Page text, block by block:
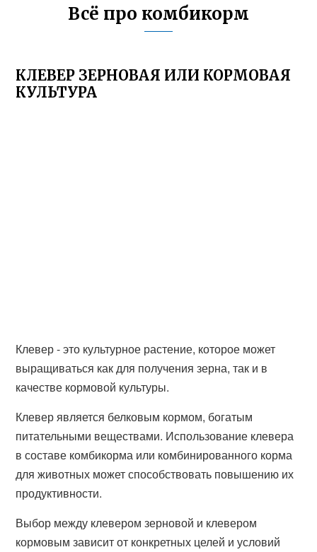
Всё про комбикорм
КЛЕВЕР ЗЕРНОВАЯ ИЛИ КОРМОВАЯ
КУЛЬТУРА
Клевер - это культурное растение, которое может
выращиваться как для получения зерна, так и в
качестве кормовой культуры.
Клевер является белковым кормом, богатым
питательными веществами. Использование клевера
в составе комбикорма или комбинированного корма
для животных может способствовать повышению их
продуктивности.
Выбор между клевером зерновой и клевером
кормовым зависит от конкретных целей и условий